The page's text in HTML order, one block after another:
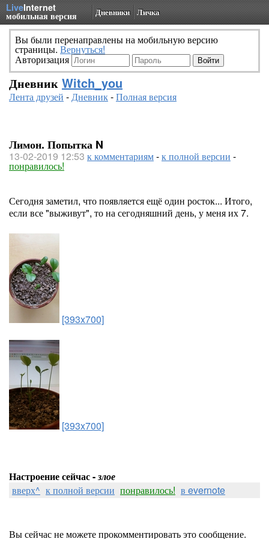
LiveInternet
мобильная версия Дневники Личка
Вы были перенаправлены на мобильную версию
страницы. Вернуться!
Авторизация
Дневник Witch_you
Лента друзей -Дневник-Полная версия
Лимон. Попытка N
13-02-2019 12:53 к комментариям-к полной версии -
понравилось!
Сегодня заметил, что появляется ещё один росток... Итого,
если все "выживут", то на сегодняшний день, у меня их 7.
[393x700]
[393x700]
Настроение сейчас -злое
вверх^ к полной версии понравилось! в evernote
Вы сейчас не можете прокомментировать это сообщение.